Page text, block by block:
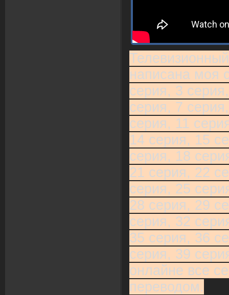
написана моя
серия, 3
серия, 7
серия, 11
14 серия, 15
серия, 18
21 серия, 22
серия, 25
28 серия, 29
серия, 32
35 серия, 36
серия, 39
онлайне все
переводом.